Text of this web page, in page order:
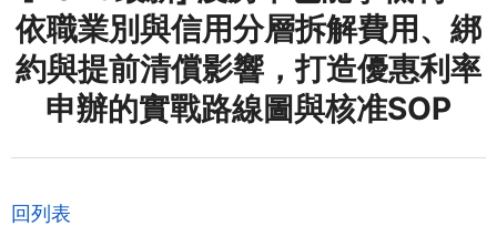
依職業別與信用分層拆解費用、綁
約與提前清償影響，打造優惠利率
申辦的實戰路線圖與核准SOP
回列表